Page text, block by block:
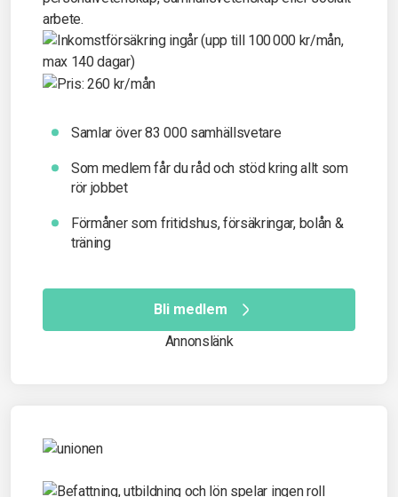
Samlar över 83 000 samhällsvetare
Som medlem får du råd och stöd kring allt som
rör jobbet
Förmåner som fritidshus, försäkringar, bolån &
träning
Bli medlem
Annonslänk